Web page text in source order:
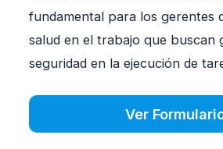
fundamental para los gerentes
salud en el trabajo que buscan
seguridad en la ejecución de
Ver